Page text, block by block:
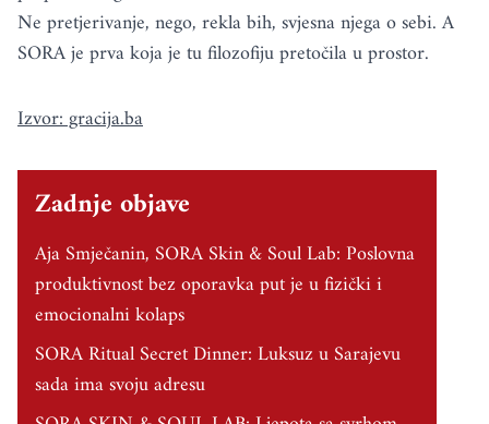
Ne pretjerivanje, nego, rekla bih, svjesna njega o sebi. A
SORA je prva koja je tu filozofiju pretočila u prostor.
Izvor: gracija.ba
Zadnje objave
Aja Smječanin, SORA Skin & Soul Lab: Poslovna
produktivnost bez oporavka put je u fizički i
emocionalni kolaps
SORA Ritual Secret Dinner: Luksuz u Sarajevu
sada ima svoju adresu